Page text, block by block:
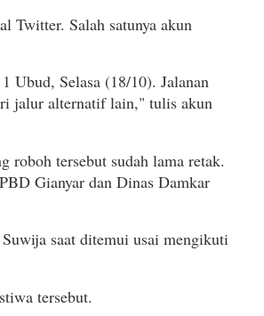
Twitter. Salah satunya akun
Ubud, Selasa (18/10). Jalanan
jalur alternatif lain," tulis akun
roboh tersebut sudah lama retak.
Gianyar dan Dinas Damkar
saat ditemui usai mengikuti
tersebut.